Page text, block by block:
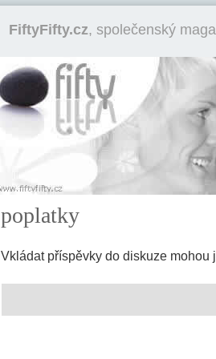
FiftyFifty.cz, společenský
poplatky
Vkládat příspěvky do diskuze mohou